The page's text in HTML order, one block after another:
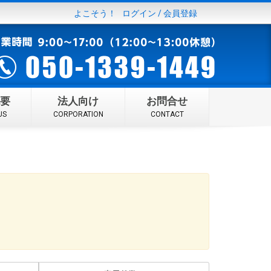
よこそう！ ログイン /会員登録
法人向け
CORPORATION
お問合せ
CONTACT